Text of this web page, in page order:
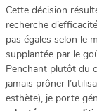
Cette décision
recherche
pas égales selon le
supplantée par le
Penchant plutôt du
jamais prôner
esthète), je porte